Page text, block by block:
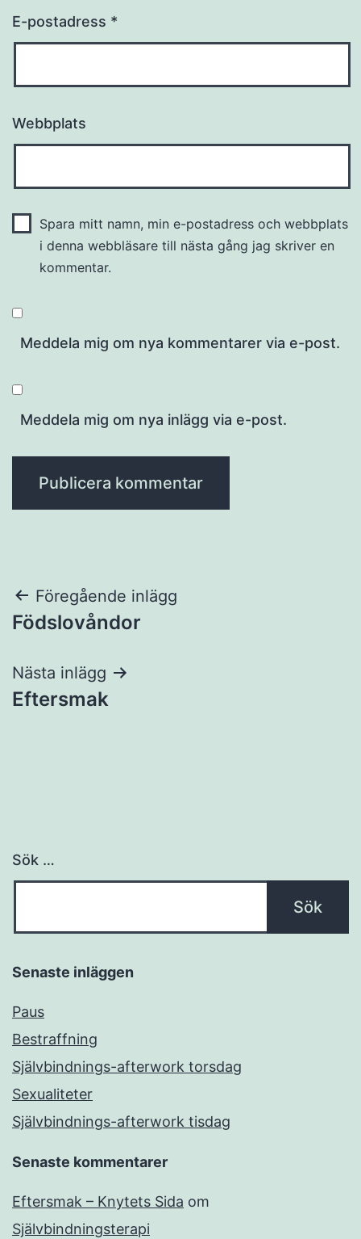
E-postadress *
Webbplats
Spara mitt namn, min e-postadress och webbplats
i denna webbläsare till nästa gång jag skriver en
kommentar.
Meddela mig om nya kommentarer via e-post.
Meddela mig om nya inlägg via e-post.
Inläggsnavigering
Föregående inlägg
Födslovåndor
Nästa inlägg
Eftersmak
Sök …
Senaste inläggen
Paus
Bestraffning
Självbindnings-afterwork torsdag
Sexualiteter
Självbindnings-afterwork tisdag
Senaste kommentarer
Eftersmak – Knytets Sida om
Självbindningsterapi